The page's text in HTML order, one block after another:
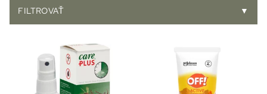
FILTROVAŤ ▼